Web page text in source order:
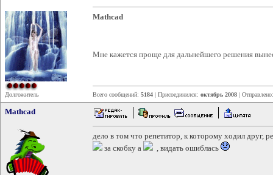
Долгожитель
Mathcad
Мне кажется проще для дальнейшего решения
Всего сообщений: 5184 | Присоединился: октябрь 2008 |
Mathcad
дело в том что репетитор, к которому ходил друг,
за скобку а
, видать ошиблась